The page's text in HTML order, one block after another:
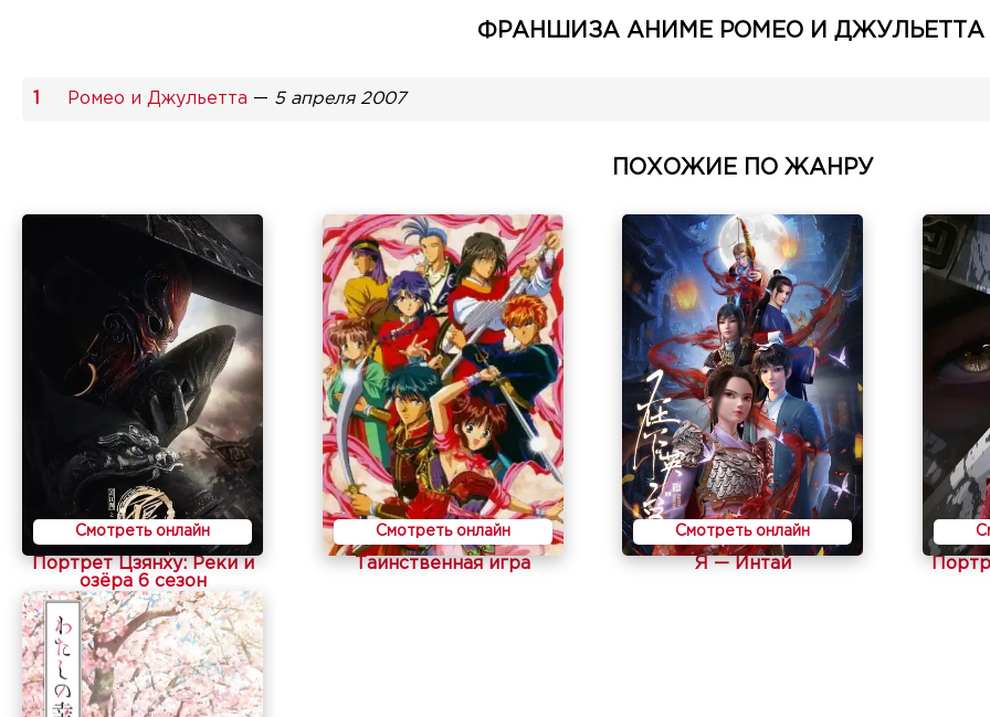
ФРАНШИЗА АНИМЕ РОМЕО И ДЖУЛЬЕТТА
Ромео и Джульетта — 5 апреля 2007
ПОХОЖИЕ ПО ЖАНРУ
Смотреть онлайн
Портрет Цзянху: Реки и
озёра 6 сезон
Смотреть онлайн
Таинственная игра
Смотреть онлайн
Я — Интай